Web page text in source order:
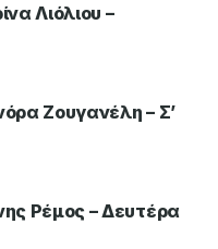
Λιόλιου –
Ζουγανέλη – Σ’
Ρέμος – Δευτέρα